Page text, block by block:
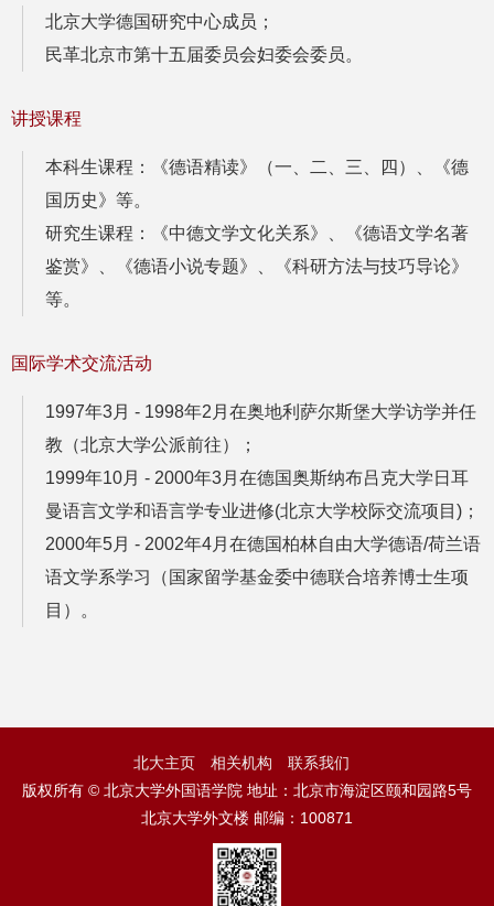
北京大学德国研究中心成员；
民革北京市第十五届委员会妇委会委员。
讲授课程
本科生课程：
《德语精读》（一、二、三、四）、《德
国历史》等。
研究生课程：
《中德文学文化关系》、《德语文学名著
鉴赏》、《德语小说专题》、《科研方法与技巧导论》
等。
国际学术交流活动
1997年3月 - 1998年2月在奥地利萨尔斯堡大学访学并任
教（北京大学公派前往）；
1999年10月 - 2000年3月在德国奥斯纳布吕克大学日耳
曼语言文学和语言学专业进修(北京大学校际交流项目)；
2000年5月 - 2002年4月在德国柏林自由大学德语/荷兰语
语文学系学习（国家留学基金委中德联合培养博士生项
目）。
北大主页 相关机构
联系我们
版权所有 © 北京大学外国语学院 地址：北京市海淀区颐和园路5号
北京大学外文楼 邮编：100871